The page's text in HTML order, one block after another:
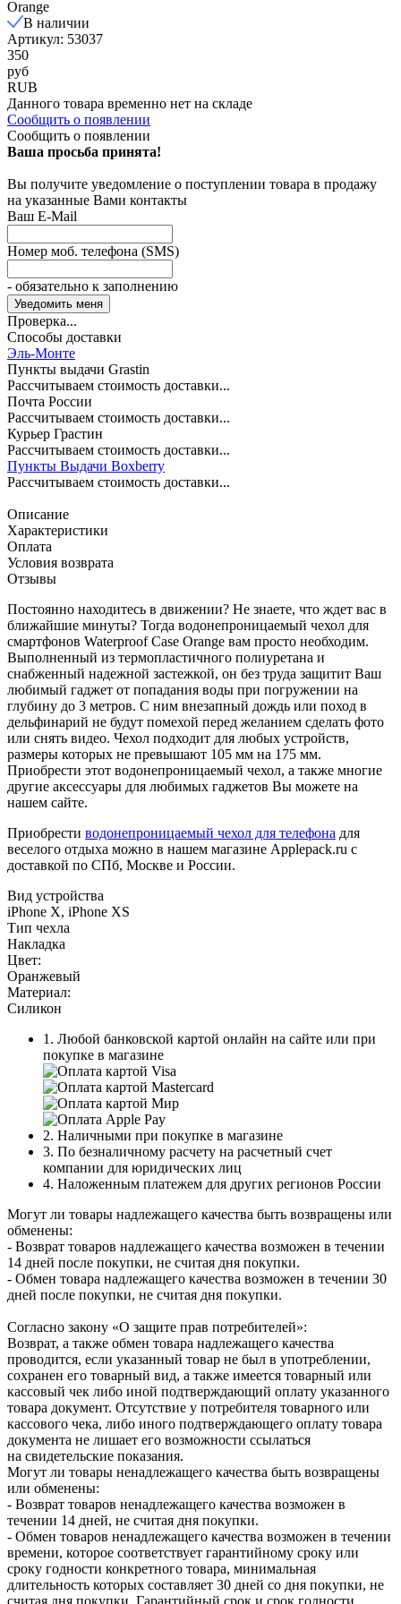
Orange
В наличии
Артикул: 53037
350
руб
RUB
Данного товара временно нет на складе
Сообщить о появлении
Сообщить о появлении
Ваша просьба принята!
Вы получите уведомление о поступлении товара в продажу
на указанные Вами контакты
Ваш E-Mail
Номер моб. телефона (SMS)
- обязательно к заполнению
Проверка...
Способы доставки
Эль-Монте
Пункты выдачи Grastin
Рассчитываем стоимость доставки...
Почта России
Рассчитываем стоимость доставки...
Курьер Грастин
Рассчитываем стоимость доставки...
Пункты Выдачи Boxberry
Рассчитываем стоимость доставки...
Описание
Характеристики
Оплата
Условия возврата
Отзывы
Постоянно находитесь в движении? Не знаете, что ждет вас в
ближайшие минуты? Тогда водонепроницаемый чехол для
смартфонов Waterproof Case Orange вам просто необходим.
Выполненный из термопластичного полиуретана и
снабженный надежной застежкой, он без труда защитит Ваш
любимый гаджет от попадания воды при погружении на
глубину до 3 метров. С ним внезапный дождь или поход в
дельфинарий не будут помехой перед желанием сделать фото
или снять видео. Чехол подходит для любых устройств,
размеры которых не превышают 105 мм на 175 мм.
Приобрести этот водонепроницаемый чехол, а также многие
другие аксессуары для любимых гаджетов Вы можете на
нашем сайте.
Приобрести водонепроницаемый чехол для телефона для
веселого отдыха можно в нашем магазине Applepack.ru с
доставкой по СПб, Москве и России.
Вид устройства
iPhone X, iPhone XS
Тип чехла
Накладка
Цвет:
Оранжевый
Материал:
Силикон
1. Любой банковской картой онлайн на сайте или при
покупке в магазине
2. Наличными при покупке в магазине
3. По безналичному расчету на расчетный счет
компании для юридических лиц
4. Наложенным платежем для других регионов России
Могут ли товары надлежащего качества быть возвращены или
обменены:
- Возврат товаров надлежащего качества возможен в течении
14 дней после покупки, не считая дня покупки.
- Обмен товара надлежащего качества возможен в течении 30
дней после покупки, не считая дня покупки.
Согласно закону «О защите прав потребителей»:
Возврат, а также обмен товара надлежащего качества
проводится, если указанный товар не был в употреблении,
сохранен его товарный вид, а также имеется товарный или
кассовый чек либо иной подтверждающий оплату указанного
товара документ. Отсутствие у потребителя товарного или
кассового чека, либо иного подтверждающего оплату товара
документа не лишает его возможности ссылаться
на свидетельские показания.
Могут ли товары ненадлежащего качества быть возвращены
или обменены:
- Возврат товаров ненадлежащего качества возможен в
течении 14 дней, не считая дня покупки.
- Обмен товаров ненадлежащего качества возможен в течении
времени, которое соответствует гарантийному сроку или
сроку годности конкретного товара, минимальная
длительность которых составляет 30 дней со дня покупки, не
считая дня покупки. Гарантийный срок и срок годности